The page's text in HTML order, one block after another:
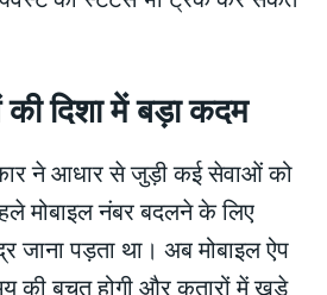
दिशा में बड़ा कदम
ने आधार से जुड़ी कई सेवाओं को
मोबाइल नंबर बदलने के लिए
पड़ता था। अब मोबाइल ऐप
की बचत होगी और कतारों में खड़े